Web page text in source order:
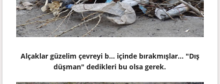
Alçaklar güzelim çevreyi b... içinde bırakmışlar... "Dış
düşman" dedikleri bu olsa gerek.